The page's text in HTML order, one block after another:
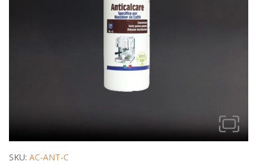
SKU: AC-ANT-C